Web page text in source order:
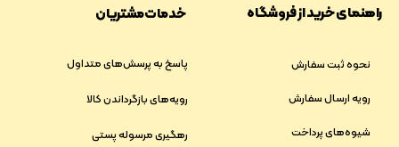
راهنمای خرید از فروشگاه
نحوه ثبت سفارش
رویه ارسال سفارش
شیوه‌های پرداخت
خدمات مشتریان
پاسخ به پرسش‌های متداول
رویه‌های بازگرداندن کالا
رهگیری مرسوله پستی